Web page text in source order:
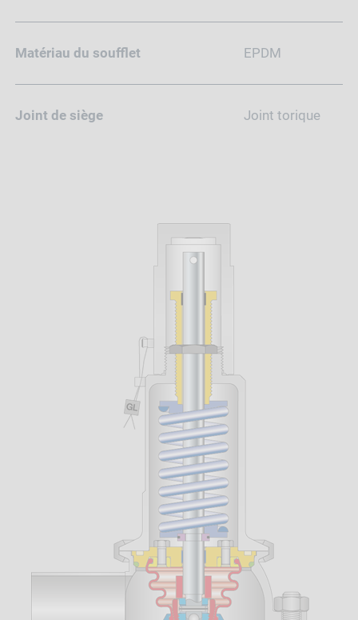
Matériau du soufflet EPDM
Joint de siège Joint torique